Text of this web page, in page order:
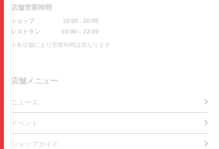
店舗営業時間
ショップ
10:00 - 20:00
レストラン
10:00 – 22:00
※各店舗により営業時間は異なります
店舗メニュー
ニュース
イベント
ショップガイド